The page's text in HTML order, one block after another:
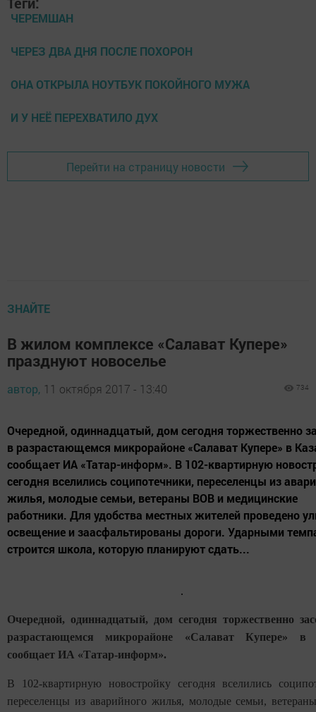
ЧЕРЕМШАН
ЧЕРЕЗ ДВА ДНЯ ПОСЛЕ ПОХОРОН
ОНА ОТКРЫЛА НОУТБУК ПОКОЙНОГО МУЖА
И У НЕЁ ПЕРЕХВАТИЛО ДУХ
Перейти на страницу новости
ЗНАЙТЕ
В жилом комплексе «Салават Купере»
празднуют новоселье
автор, 11 октября 2017 - 13:40 734
Очередной, одиннадцатый, дом сегодня торжественно
в разрастающемся микрорайоне «Салават Купере» в
сообщает ИА «Татар-информ». В 102-квартирную
сегодня вселились соципотечники, переселенцы из
жилья, молодые семьи, ветераны ВОВ и медицинские
работники. Для удобства местных жителей проведено
освещение и заасфальтированы дороги. Ударными
строится школа, которую планируют сдать...
Очередной, одиннадцатый, дом сегодня торжественно
разрастающемся микрорайоне «Салават Купере» в
сообщает ИА «Татар-информ».
В 102-квартирную новостройку сегодня вселились
переселенцы из аварийного жилья, молодые семьи,